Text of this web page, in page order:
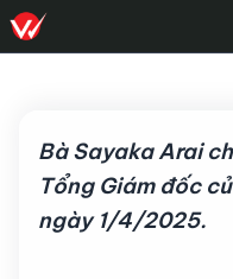
29 tháng 7, 2025·2
Bà Sayaka Arai
Tổng Giám đốc
ngày 1/4/2025.